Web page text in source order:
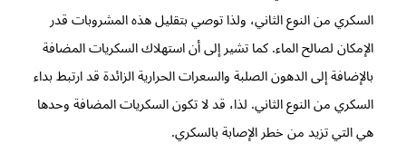
السكري من النوع الثاني، ولذا توصي بتقليل هذه المشروبات قدر
الإمكان لصالح الماء. كما تشير إلى أن استهلاك السكريات المضافة
بالإضافة إلى الدهون الصلبة والسعرات الحرارية الزائدة قد ارتبط بداء
السكري من النوع الثاني. لذا، قد لا تكون السكريات المضافة وحدها
هي التي تزيد من خطر الإصابة بالسكري.